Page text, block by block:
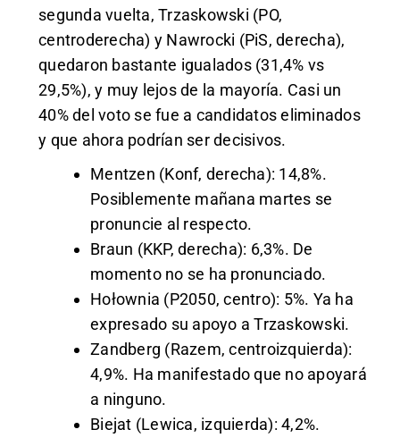
segunda vuelta, Trzaskowski (PO,
centroderecha) y Nawrocki (PiS, derecha),
quedaron bastante igualados (31,4% vs
29,5%), y muy lejos de la mayoría. Casi un
40% del voto se fue a candidatos eliminados
y que ahora podrían ser decisivos.
Mentzen (Konf, derecha): 14,8%.
Posiblemente mañana martes se
pronuncie al respecto.
Braun (KKP, derecha): 6,3%. De
momento no se ha pronunciado.
Hołownia (P2050, centro): 5%. Ya ha
expresado su apoyo a Trzaskowski.
Zandberg (Razem, centroizquierda):
4,9%. Ha manifestado que no apoyará
a ninguno.
Biejat (Lewica, izquierda): 4,2%.